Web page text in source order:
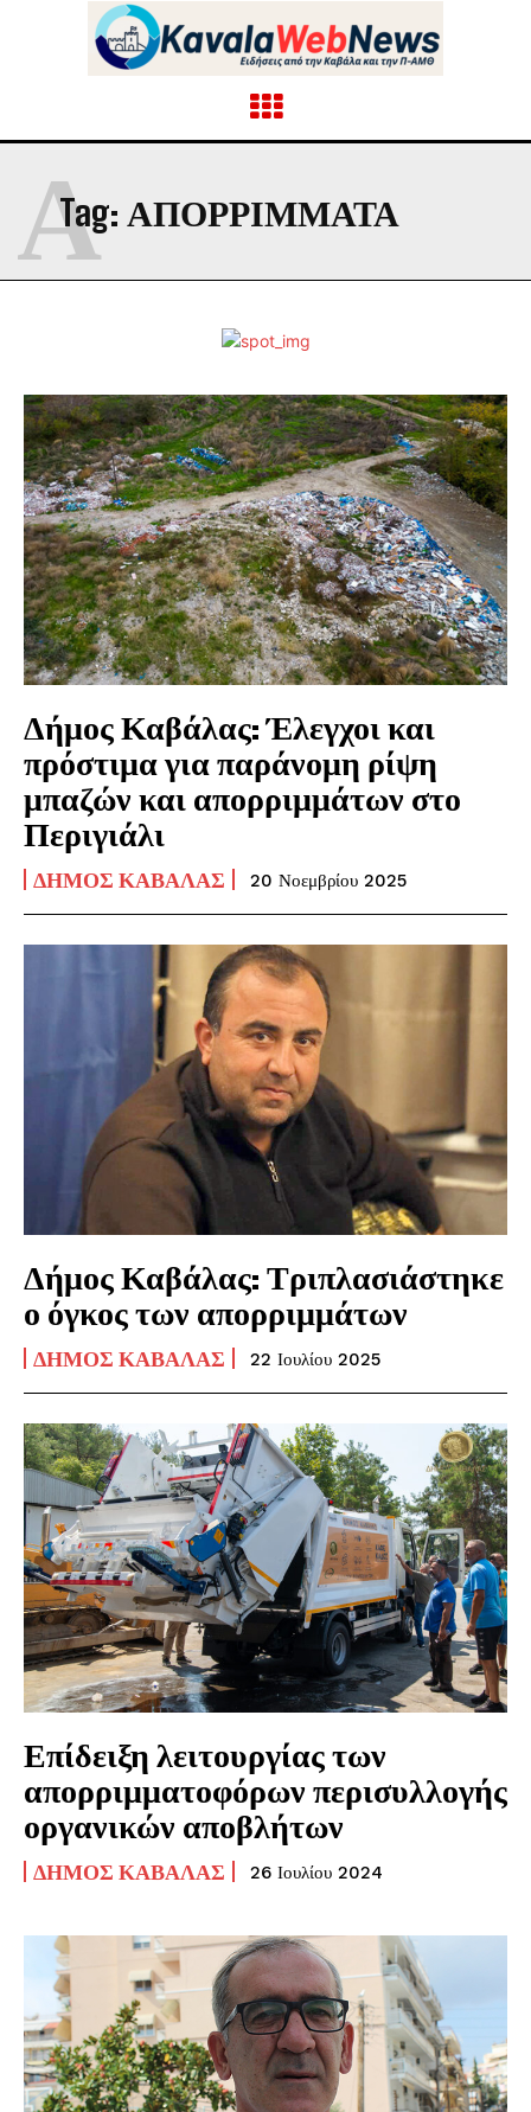
Tag: ΑΠΟΡΡΙΜΜΑΤΑ
Α
Δήμος Καβάλας: Έλεγχοι και
πρόστιμα για παράνομη ρίψη
μπαζών και απορριμμάτων στο
Περιγιάλι
ΔΉΜΟΣ ΚΑΒΆΛΑΣ 20 Νοεμβρίου 2025
Δήμος Καβάλας: Τριπλασιάστηκε
ο όγκος των απορριμμάτων
ΔΉΜΟΣ ΚΑΒΆΛΑΣ 22 Ιουλίου 2025
Επίδειξη λειτουργίας των
απορριμματοφόρων περισυλλογής
οργανικών αποβλήτων
ΔΉΜΟΣ ΚΑΒΆΛΑΣ 26 Ιουλίου 2024